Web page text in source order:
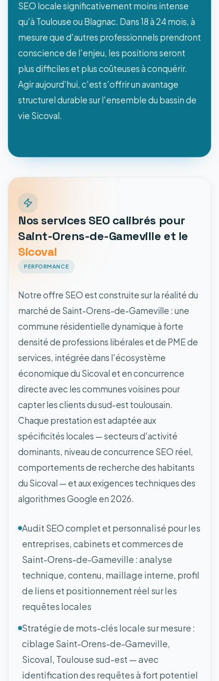
SEO locale significativement moins intense
qu'à Toulouse ou Blagnac. Dans 18 à 24 mois, à
mesure que d'autres professionnels prendront
conscience de l'enjeu, les positions seront
plus difficiles et plus coûteuses à conquérir.
Agir aujourd'hui, c'est s'offrir un avantage
structurel durable sur l'ensemble du bassin de
vie Sicoval.
Nos services SEO calibrés pour
Saint-Orens-de-Gameville et le
Sicoval
PERFORMANCE
Notre offre SEO est construite sur la réalité du
marché de Saint-Orens-de-Gameville : une
commune résidentielle dynamique à forte
densité de professions libérales et de PME de
services, intégrée dans l'écosystème
économique du Sicoval et en concurrence
directe avec les communes voisines pour
capter les clients du sud-est toulousain.
Chaque prestation est adaptée aux
spécificités locales — secteurs d'activité
dominants, niveau de concurrence SEO réel,
comportements de recherche des habitants
du Sicoval — et aux exigences techniques des
algorithmes Google en 2026.
Audit SEO complet et personnalisé pour les
entreprises, cabinets et commerces de
Saint-Orens-de-Gameville : analyse
technique, contenu, maillage interne, profil
de liens et positionnement réel sur les
requêtes locales
Stratégie de mots-clés locale sur mesure :
ciblage Saint-Orens-de-Gameville,
Sicoval, Toulouse sud-est — avec
identification des requêtes à fort potentiel